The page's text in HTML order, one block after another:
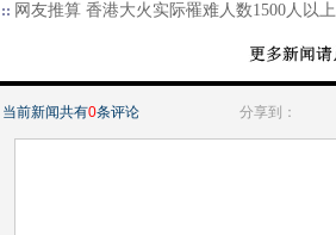
网友推算 香港大火实际罹难人数1500人以上
当前新闻共有0条评论 分享到：